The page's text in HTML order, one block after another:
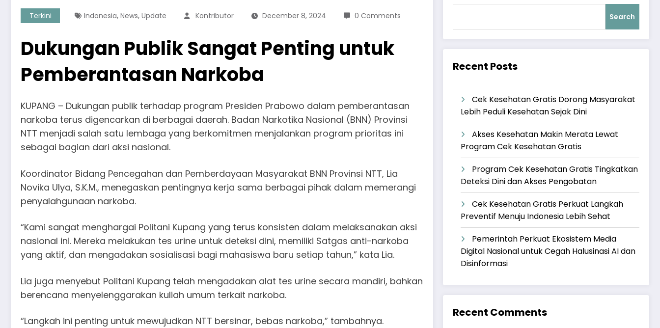
Terkini Indonesia, News, Update Kontributor December 8, 2024 0 Comments
Dukungan Publik Sangat Penting untuk
Pemberantasan Narkoba
KUPANG – Dukungan publik terhadap program Presiden Prabowo dalam pemberantasan
narkoba terus digencarkan di berbagai daerah. Badan Narkotika Nasional (BNN) Provinsi
NTT menjadi salah satu lembaga yang berkomitmen menjalankan program prioritas ini
sebagai bagian dari aksi nasional.
Koordinator Bidang Pencegahan dan Pemberdayaan Masyarakat BNN Provinsi NTT, Lia
Novika Ulya, S.K.M., menegaskan pentingnya kerja sama berbagai pihak dalam memerangi
penyalahgunaan narkoba.
“Kami sangat menghargai Politani Kupang yang terus konsisten dalam melaksanakan aksi
nasional ini. Mereka melakukan tes urine untuk deteksi dini, memiliki Satgas anti-narkoba
yang aktif, dan mengadakan sosialisasi bagi mahasiswa baru setiap tahun,” kata Lia.
Lia juga menyebut Politani Kupang telah mengadakan alat tes urine secara mandiri, bahkan
berencana menyelenggarakan kuliah umum terkait narkoba.
“Langkah ini penting untuk mewujudkan NTT bersinar, bebas narkoba,” tambahnya.
Search
Recent Posts
Cek Kesehatan Gratis Dorong Masyarakat
Lebih Peduli Kesehatan Sejak Dini
Akses Kesehatan Makin Merata Lewat
Program Cek Kesehatan Gratis
Program Cek Kesehatan Gratis Tingkatkan
Deteksi Dini dan Akses Pengobatan
Cek Kesehatan Gratis Perkuat Langkah
Preventif Menuju Indonesia Lebih Sehat
Pemerintah Perkuat Ekosistem Media
Digital Nasional untuk Cegah Halusinasi AI dan
Disinformasi
Recent Comments